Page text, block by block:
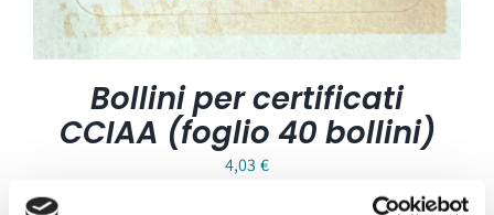
Bollini per certificati
CCIAA (foglio 40 bollini)
4,03 €